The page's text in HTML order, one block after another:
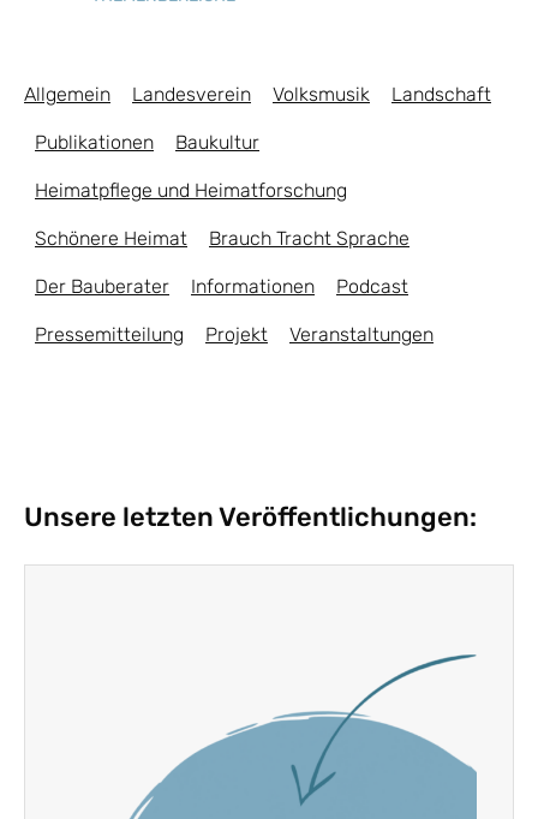
Allgemein Landesverein Volksmusik Landschaft
Publikationen Baukultur
Heimatpflege und Heimatforschung
Schönere Heimat Brauch Tracht Sprache
Der Bauberater Informationen Podcast
Pressemitteilung Projekt Veranstaltungen
Unsere letzten Veröffentlichungen: